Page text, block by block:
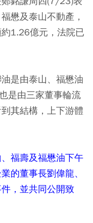
懋及泰山不動產，
1.26億元，法院已
是由泰山、福懋油
是由三家董事輪流
其結構，上下游體
福壽及福懋油下午
的董事長劉偉龍、
，並共同公開致